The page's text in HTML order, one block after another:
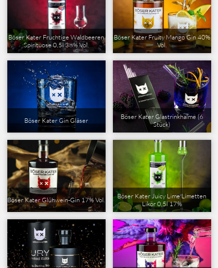
Böser Kater Fruchtige Waldbeeren
Spirituose 0,5l 38% Vol.
Böser Kater Fruity Mango Gin 40%
Vol.
Böser Kater Gin Gläser
Böser Kater Glastrinkhalme (6
Stück)
Böser Kater Glühwein-Gin 17% Vol.
Böser Kater Juicy Lime Limetten
Likör 0,5l 17%